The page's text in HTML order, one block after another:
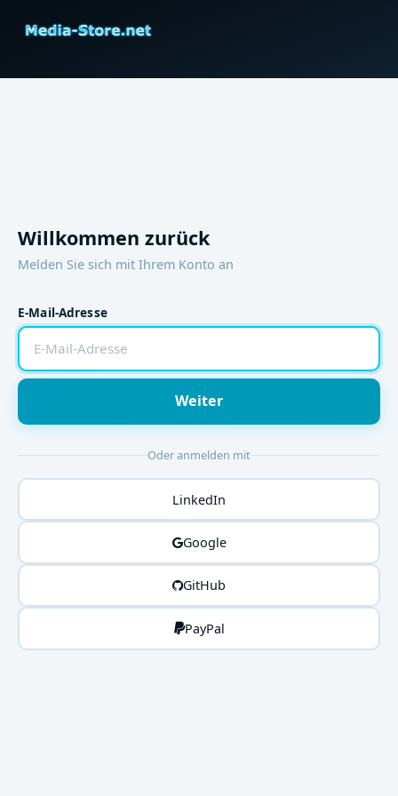
Willkommen zurück
Melden Sie sich mit Ihrem Konto an
E-Mail-Adresse
Weiter
Oder anmelden mit
LinkedIn
Google
GitHub
PayPal